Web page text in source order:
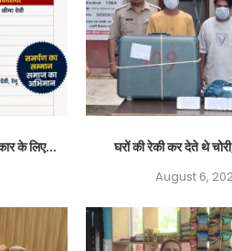
के लिए... घरों की रेकी कर देते थे
August 6,